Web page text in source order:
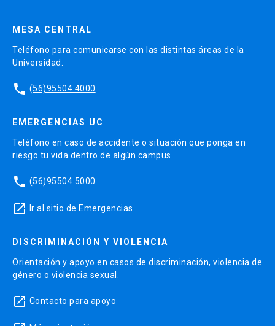
MESA CENTRAL
Teléfono para comunicarse con las distintas áreas de la
Universidad.
phone (56)95504 4000
EMERGENCIAS UC
Teléfono en caso de accidente o situación que ponga en
riesgo tu vida dentro de algún campus.
phone (56)95504 5000
launch Ir al sitio de Emergencias
DISCRIMINACIÓN Y VIOLENCIA
Orientación y apoyo en casos de discriminación, violencia de
género o violencia sexual.
launch Contacto para apoyo